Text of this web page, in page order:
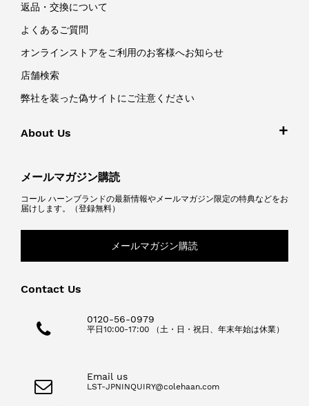
返品・交換について
よくあるご質問
オンラインストアをご利用のお客様へお知らせ
店舗検索
弊社を装った偽サイトにご注意ください
About Us
メールマガジン購読
コール ハーンブランドの最新情報やメールマガジン限定の特典などをお
届けします。（登録無料）
メールマガジン購読
Contact Us
0120-56-0979
平日10:00-17:00 （土・日・祝日、年末年始は休業）
Email us
LST-JPNINQUIRY@colehaan.com